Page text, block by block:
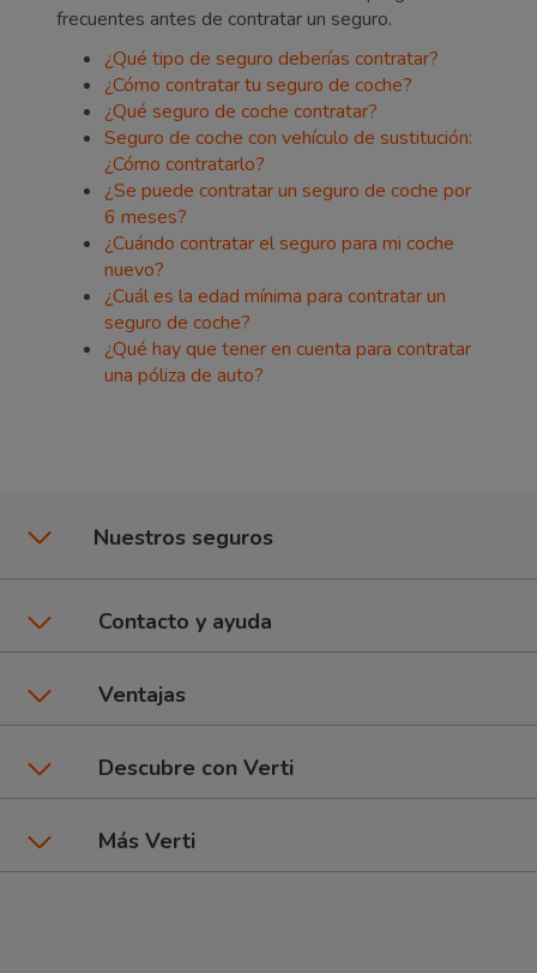
frecuentes antes de contratar un seguro.
¿Qué tipo de seguro deberías contratar?
¿Cómo contratar tu seguro de coche?
¿Qué seguro de coche contratar?
Seguro de coche con vehículo de sustitución:
¿Cómo contratarlo?
¿Se puede contratar un seguro de coche por
6 meses?
¿Cuándo contratar el seguro para mi coche
nuevo?
¿Cuál es la edad mínima para contratar un
seguro de coche?
¿Qué hay que tener en cuenta para contratar
una póliza de auto?
Nuestros seguros
Seguros de coche
Seguros de moto
Seguros de Hogar
Contacto y ayuda
Asistencia y contacto
Dar un parte
Ventajas
Promociones y beneficios
Tipos de pago
Descubre con Verti
Seguros por marca de coche
Más Verti